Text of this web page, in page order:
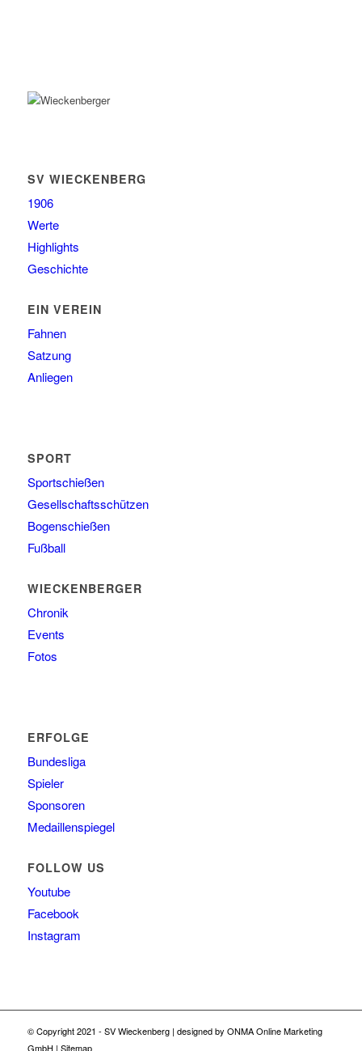
SV WIECKENBERG
1906
Werte
Highlights
Geschichte
EIN VEREIN
Fahnen
Satzung
Anliegen
SPORT
Sportschießen
Gesellschaftsschützen
Bogenschießen
Fußball
WIECKENBERGER
Chronik
Events
Fotos
ERFOLGE
Bundesliga
Spieler
Sponsoren
Medaillenspiegel
FOLLOW US
Youtube
Facebook
Instagram
© Copyright 2021 - SV Wieckenberg| designed by ONMA Online Marketing
GmbH | Sitemap